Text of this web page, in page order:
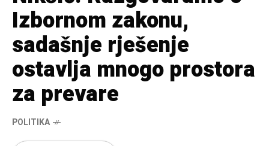
Izbornom zakonu,
sadašnje rješenje
ostavlja mnogo prostora
za prevare
POLITIKA